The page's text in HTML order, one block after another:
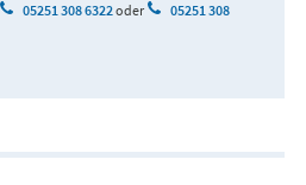
05251 308 6322oder
05251 308